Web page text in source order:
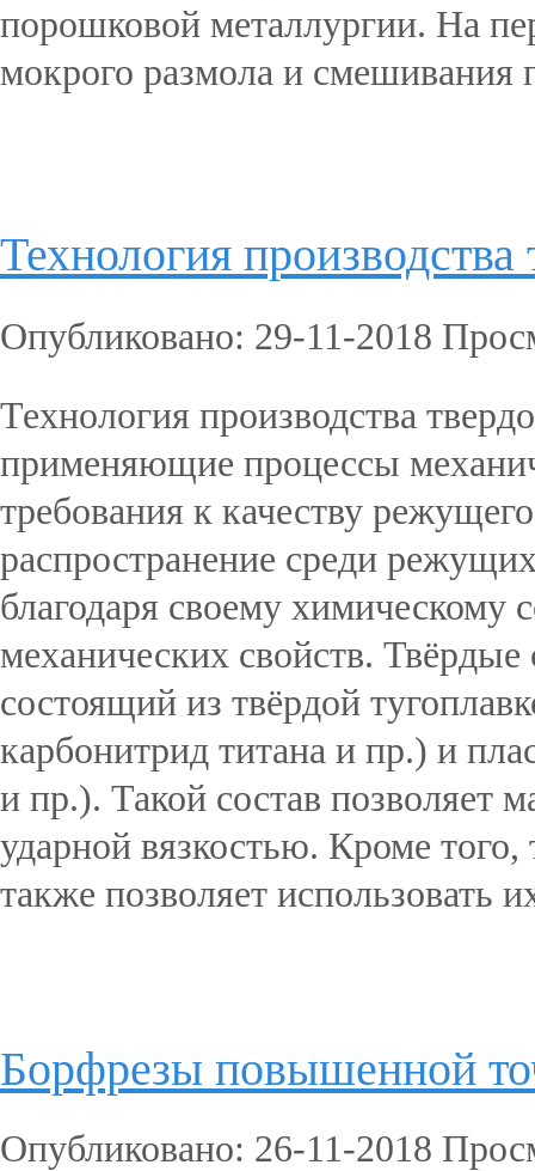
порошковой металлургии. На
мокрого размола и смешивания
Технология
Опубликовано: 29-11-2018
Технология производства
применяющие процессы
требования к качеству
распространение среди
благодаря своему химическому
механических свойств.
состоящий из твёрдой
карбонитрид титана и пр.) и
и пр.). Такой состав позволяет
ударной вязкостью. Кроме
также позволяет использовать
Борфрезы повышенной
Опубликовано: 26-11-2018